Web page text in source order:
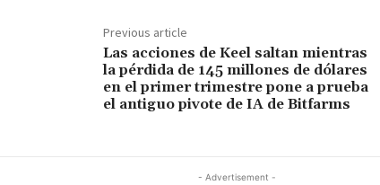
Previous article
Las acciones de Keel saltan mientras
la pérdida de 145 millones de dólares
en el primer trimestre pone a prueba
el antiguo pivote de IA de Bitfarms
- Advertisement -